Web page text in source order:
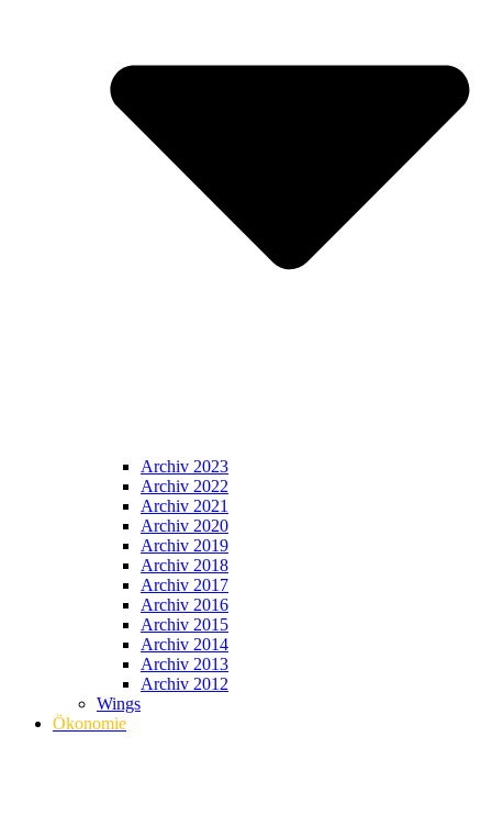
Archiv 2023
Archiv 2022
Archiv 2021
Archiv 2020
Archiv 2019
Archiv 2018
Archiv 2017
Archiv 2016
Archiv 2015
Archiv 2014
Archiv 2013
Archiv 2012
Wings
Ökonomie